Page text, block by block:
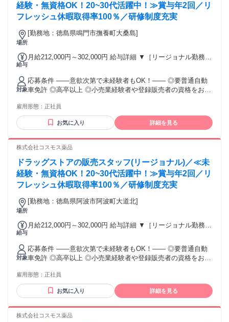
ついては【勤務地範囲と給与について】をご確認ください。
経験・無資格OK！20~30代活躍中！≫賞与年2回／リ
フレッシュ休暇取得率100％／研修制度充実
場所
[勤務地：徳島県鳴門市撫養町大桑島]
給与
月給212,000円～302,000円 給与詳細 ▼［リージョナル勤務］
（残業時間 月2h程度） 247,000円～277,000円 【スキルアッ
プコース】早期キャリアアップを目指したい方向け 271,000円
～317,600円 （15ｈ分時間外手当含む。実際の残業時間11
ｈ） ※赴任住宅手当3万円込み（家賃6万円の物件入居の場
344,300円 （29ｈ分時間外手当含む。実際の残業時間16.5ｈ）
※赴任住宅手当3万円込み（家賃6万円の物件入居の場合）
【経験者B】小売業で店長・マネジメント職経験者(登録販売
者)) 309,300円～376,200円 （39ｈ分時間外手当含む。実際の
残業時間22ｈ） ※赴任住宅手当3万円込み（家賃6万円の物件
入居の場合） 勤務形態やエリアによって異なります。 詳細に
ついては【勤務地範囲と給与について】をご確認ください。
対象
応募条件 ――意欲次第で未経験者もOK！―― ◎要普通自動
車免許 ◎高卒以上 ◎小売業経験者や登録販売者の資格をお持
後、資格取得を目指すことも可能。研修や講習会もあり。 ※
同業界からの転職者が増えてきており、入社後活躍に繋がっ
ています。もちろん異業界からの応募や、第二新卒者も含め
雇用形態： 正社員
お気に入り 詳細を見る
株式会社コスモス薬品
ドラッグストアの販売スタッフ(リージョナル)／≪未
経験・無資格OK！20~30代活躍中！≫賞与年2回／リ
フレッシュ休暇取得率100％／研修制度充実
場所
[勤務地：徳島県阿波市阿波町大道北]
給与
月給212,000円～302,000円 給与詳細 ▼［リージョナル勤務］
（残業時間 月2h程度） 247,000円～277,000円 【スキルアッ
プコース】早期キャリアアップを目指したい方向け 271,000円
～317,600円 （15ｈ分時間外手当含む。実際の残業時間11
ｈ） ※赴任住宅手当3万円込み（家賃6万円の物件入居の場
344,300円 （29ｈ分時間外手当含む。実際の残業時間16.5ｈ）
※赴任住宅手当3万円込み（家賃6万円の物件入居の場合）
【経験者B】小売業で店長・マネジメント職経験者(登録販売
者)) 309,300円～376,200円 （39ｈ分時間外手当含む。実際の
対象
応募条件 ――意欲次第で未経験者もOK！―― ◎要普通自動
車免許 ◎高卒以上 ◎小売業経験者や登録販売者の資格をお持
後、資格取得を目指すことも可能。研修や講習会もあり。 ※
同業界からの転職者が増えてきており、入社後活躍に繋がっ
ています。もちろん異業界からの応募や、第二新卒者も含め
雇用形態： 正社員
お気に入り 詳細を見る
株式会社コスモス薬品